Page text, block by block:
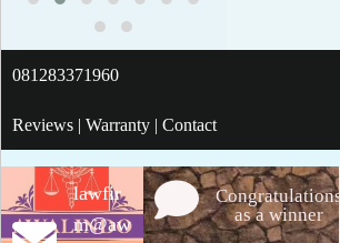
081283371960
Reviews | Warranty | Contact
lawfir
m@aw
Congratulations
as a winner